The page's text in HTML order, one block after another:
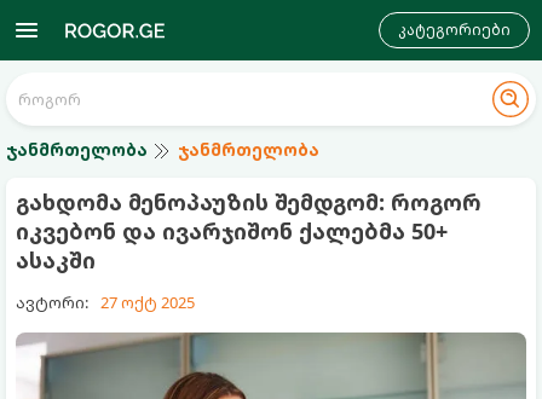
კატეგორიები
ჯანმრთელობა ჯანმრთელობა
გახდომა მენოპაუზის შემდგომ: როგორ
იკვებონ და ივარჯიშონ ქალებმა 50+
ასაკში
ავტორი: 27 ოქტ 2025